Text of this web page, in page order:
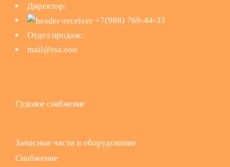
Директор:
+7(988) 769-44-33
Отдел продаж:
mail@tsa.ooo
Судовое снабжение
Запасные части и оборудование
Снабжение